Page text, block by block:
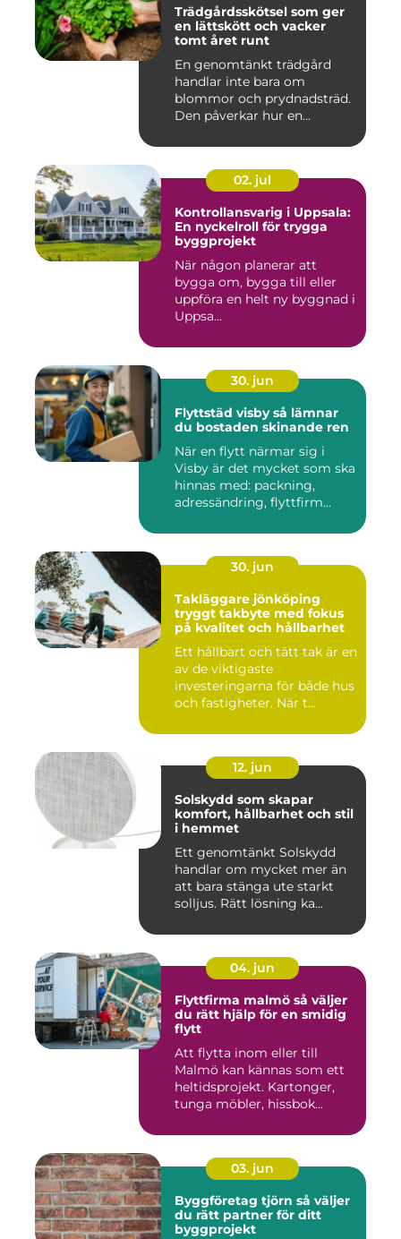
Trädgårdsskötsel som ger
en lättskött och vacker
tomt året runt
En genomtänkt trädgård
handlar inte bara om
blommor och prydnadsträd.
Den påverkar hur en
02. jul
Kontrollansvarig i Uppsala:
En nyckelroll för trygga
byggprojekt
När någon planerar att
bygga om, bygga till eller
uppföra en helt ny byggnad i
Uppsa...
30. jun
Flyttstäd visby så lämnar
du bostaden skinande ren
När en flytt närmar sig i
Visby är det mycket som ska
hinnas med: packning,
adressändring, flyttfirm...
30. jun
Takläggare jönköping
tryggt takbyte med fokus
på kvalitet och hållbarhet
Ett hållbart och tätt tak är en
av de viktigaste
investeringarna för både hus
och fastigheter. När t...
12. jun
Solskydd som skapar
komfort, hållbarhet och stil
i hemmet
Ett genomtänkt Solskydd
handlar om mycket mer än
att bara stänga ute starkt
solljus. Rätt lösning ka...
04. jun
Flyttfirma malmö så väljer
du rätt hjälp för en smidig
flytt
Att flytta inom eller till
Malmö kan kännas som ett
heltidsprojekt. Kartonger,
tunga möbler, hissbok...
03. jun
Byggföretag tjörn så väljer
du rätt partner för ditt
byggprojekt